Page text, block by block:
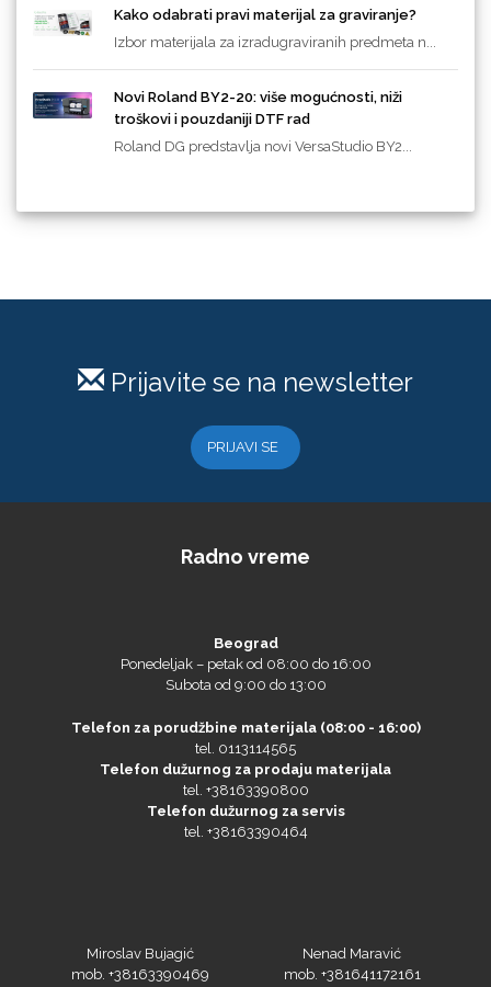
Kako odabrati pravi materijal za graviranje?
Izbor materijala za izradugraviranih predmeta n...
Novi Roland BY2-20: više mogućnosti, niži
troškovi i pouzdaniji DTF rad
Roland DG predstavlja novi VersaStudio BY2...
Prijavite se na newsletter
PRIJAVI SE
Radno vreme
Beograd
Ponedeljak – petak od 08:00 do 16:00
Subota od 9:00 do 13:00
Telefon za porudžbine materijala (08:00 - 16:00)
tel. 0113114565
Telefon dužurnog za prodaju materijala
tel. +38163390800
Telefon dužurnog za servis
tel. +38163390464
Miroslav Bujagić
mob. +38163390469
Nenad Maravić
mob. +381641172161